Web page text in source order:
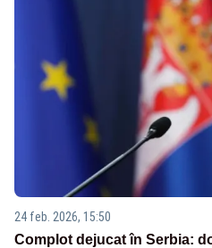
24 feb. 2026, 15:50
Complot dejucat în Serbia: